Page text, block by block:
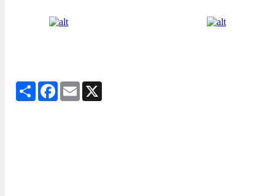
Share Facebook
Email